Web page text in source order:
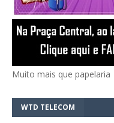
Muito mais que papelaria
WTD TELECOM